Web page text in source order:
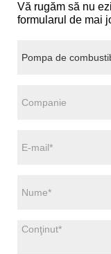
Vă rugăm să nu
formularul de mai